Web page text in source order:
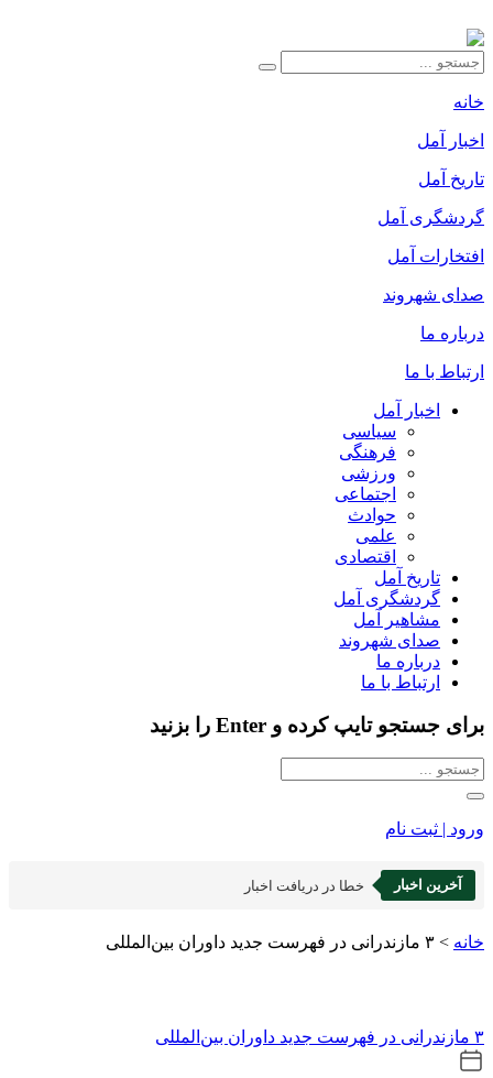
خانه
اخبار آمل
تاریخ آمل
گردشگری آمل
افتخارات آمل
صدای شهروند
درباره ما
ارتباط با ما
اخبار آمل
سیاسی
فرهنگی
ورزشی
اجتماعی
حوادث
علمی
اقتصادی
تاریخ آمل
گردشگری آمل
مشاهیر آمل
صدای شهروند
درباره ما
ارتباط با ما
برای جستجو تایپ کرده و Enter را بزنید
ورود | ثبت نام
آخرین اخبار خطا در دریافت اخبار
خانه > ۳ مازندرانی در فهرست جدید داوران بین‌المللی
۳ مازندرانی در فهرست جدید داوران بین‌المللی